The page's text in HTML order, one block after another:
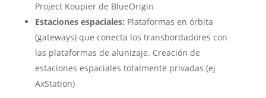
Project Koupier de BlueOrigin
Estaciones espaciales: Plataformas en órbita
(gateways) que conecta los transbordadores con
las plataformas de alunizaje. Creación de
estaciones espaciales totalmente privadas (ej
AxStation)